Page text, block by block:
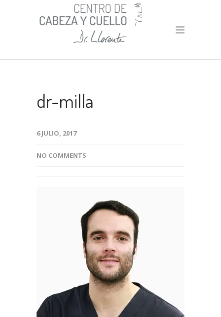
dr-milla
6 JULIO, 2017
NO COMMENTS